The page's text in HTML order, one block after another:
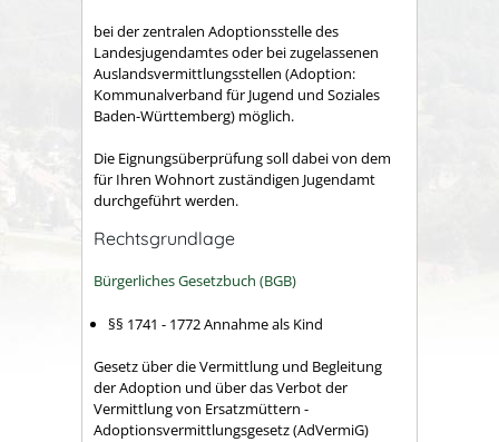
bei der zentralen Adoptionsstelle des
Landesjugendamtes oder bei zugelassenen
Auslandsvermittlungsstellen (Adoption:
Kommunalverband für Jugend und Soziales
Baden-Württemberg) möglich.
Die Eignungsüberprüfung soll dabei von dem
für Ihren Wohnort zuständigen Jugendamt
durchgeführt werden.
Rechtsgrundlage
Bürgerliches Gesetzbuch (BGB)
§§ 1741 - 1772 Annahme als Kind
Gesetz über die Vermittlung und Begleitung
der Adoption und über das Verbot der
Vermittlung von Ersatzmüttern -
Adoptionsvermittlungsgesetz (AdVermiG)